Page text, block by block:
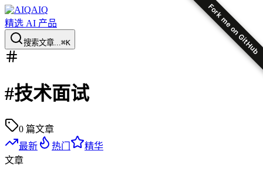
Fork me on GitHub
AIQ
精选 AI 产品
搜索文章...⌘K
#技术面试
0 篇文章
最新
热门
精华
文章